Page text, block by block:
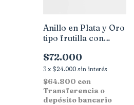
Anillo en Plata y Oro
tipo frutilla con
$72.000
3 x $24.000 sin interés
$64.800 con
Transferencia o
depósito bancario